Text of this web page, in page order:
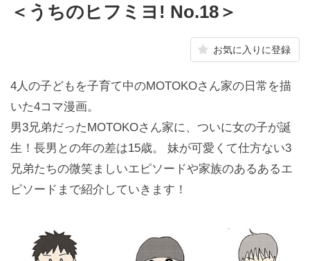
＜うちのヒフミヨ! No.18＞
お気に入りに登録
4人の子どもを子育て中のMOTOKOさん家の日常を描
いた4コマ漫画。
男3兄弟だったMOTOKOさん家に、ついに女の子が誕
生！長男との年の差は15歳。 妹が可愛くて仕方ない3
兄弟たちの微笑ましいエピソードや家族のあるあるエ
ピソードまで紹介していきます！